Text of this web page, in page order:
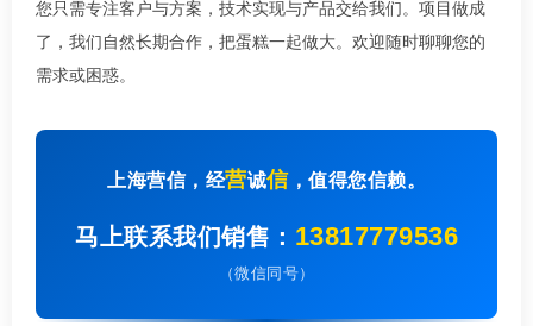
您只需专注客户与方案，技术实现与产品交给我们。项目做成
了，我们自然长期合作，把蛋糕一起做大。欢迎随时聊聊您的
需求或困惑。
上海营信，经营诚信，值得您信赖。
马上联系我们销售： 13817779536
（微信同号）